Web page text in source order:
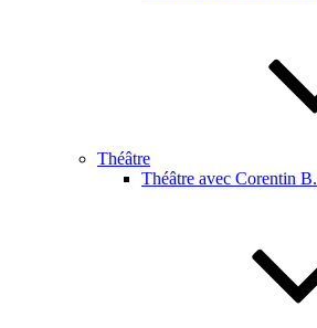
Théâtre
Théâtre avec Corentin B.